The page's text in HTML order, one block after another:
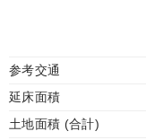
参考交通
延床面積
土地面積 (合計)